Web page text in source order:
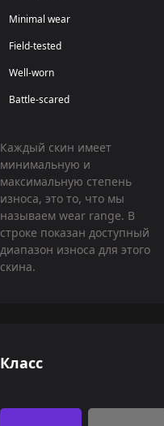
Minimal wear
Field-tested
Well-worn
Battle-scared
Каждый скин имеет
минимальную и
максимальную степень
износа, это то, что мы
называем wear range. В
строке показан доступный
диапазон износа для этого
скина.
Класс